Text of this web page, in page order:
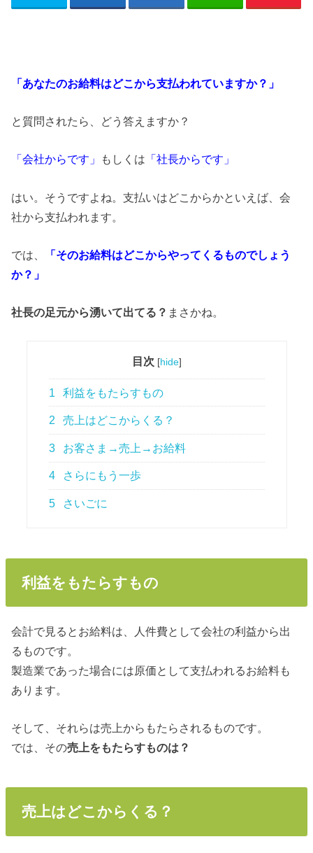
「あなたのお給料はどこから支払われていますか？」
と質問されたら、どう答えますか？
「会社からです」 もしくは 「社長からです」
はい。そうですよね。支払いはどこからかといえば、会
社から支払われます。
では、
「そのお給料はどこからやってくるものでしょう
か？」
社長の足元から湧いて出てる？ まさかね。
目次 [hide]
1 利益をもたらすもの
2 売上はどこからくる？
3 お客さま→売上→お給料
4 さらにもう一歩
5 さいごに
利益をもたらすもの
会計で見るとお給料は、人件費として会社の利益から出
るものです。
製造業であった場合には原価として支払われるお給料も
あります。
そして、それらは売上からもたらされるものです。
では、その売上をもたらすものは？
売上はどこからくる？